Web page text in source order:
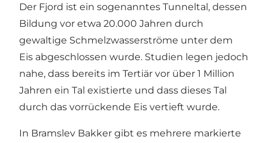
Der Fjord ist ein sogenanntes Tunneltal, dessen
Bildung vor etwa 20.000 Jahren durch
gewaltige Schmelzwasserströme unter dem
Eis abgeschlossen wurde. Studien legen jedoch
nahe, dass bereits im Tertiär vor über 1 Million
Jahren ein Tal existierte und dass dieses Tal
durch das vorrückende Eis vertieft wurde.
In Bramslev Bakker gibt es mehrere markierte